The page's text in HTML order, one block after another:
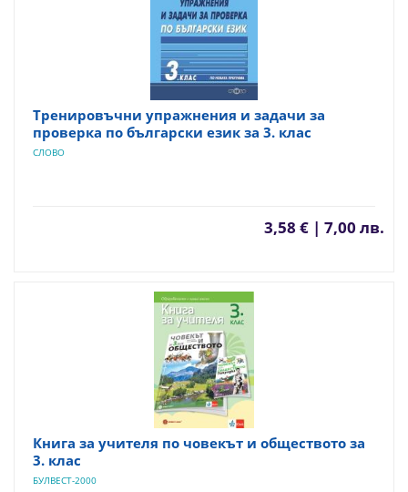
Тренировъчни упражнения и задачи за
проверка по български език за 3. клас
СЛОВО
3,58 € | 7,00 лв.
Книга за учителя по човекът и обществото за
3. клас
БУЛВЕСТ-2000